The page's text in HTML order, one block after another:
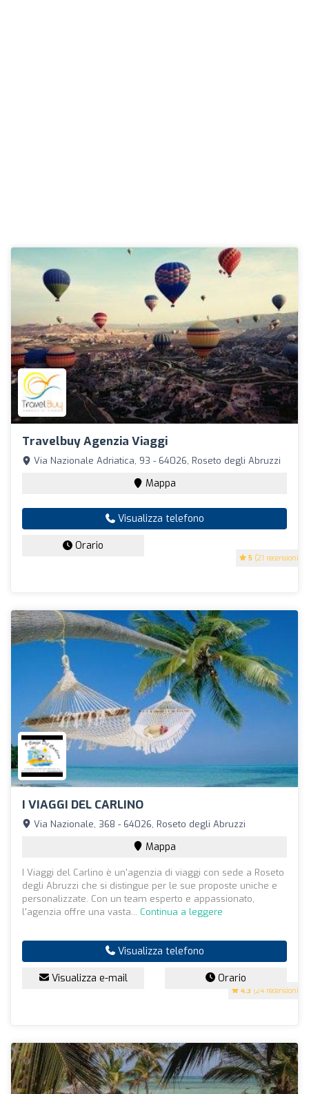
Travelbuy Agenzia Viaggi
5 (21 recensioni)
Via Nazionale Adriatica, 93 - 64026, Roseto degli Abruzzi
Mappa
Visualizza telefono
Orario
I VIAGGI DEL CARLINO
4.3 (24 recensioni)
Via Nazionale, 368 - 64026, Roseto degli Abruzzi
Mappa
I Viaggi del Carlino è un'agenzia di viaggi con sede a Roseto
degli Abruzzi che si distingue per le sue proposte uniche e
personalizzate. Con un team esperto e appassionato,
l'agenzia offre una vasta... Continua a leggere
Visualizza telefono
Visualizza e-mail Orario